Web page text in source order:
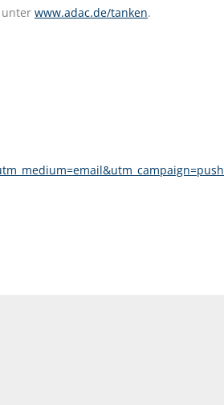
unter www.adac.de/tanken.